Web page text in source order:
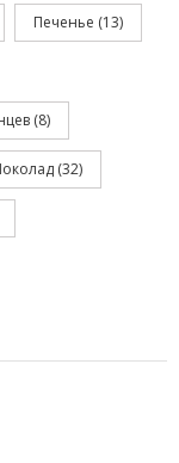
Печенье (13)
(8)
(32)